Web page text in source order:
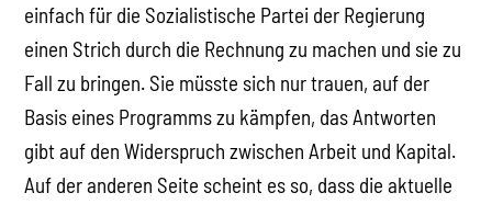
einfach für die Sozialistische Partei der Regierung
einen Strich durch die Rechnung zu machen und sie zu
Fall zu bringen. Sie müsste sich nur trauen, auf der
Basis eines Programms zu kämpfen, das Antworten
gibt auf den Widerspruch zwischen Arbeit und Kapital.
Auf der anderen Seite scheint es so, dass die aktuelle